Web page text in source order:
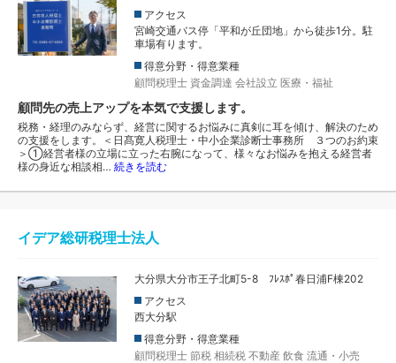
アクセス
宮崎交通バス停「平和が丘団地」から徒歩1分。駐
車場有ります。
得意分野・得意業種
顧問税理士 資金調達 会社設立 医療・福祉
顧問先の売上アップを本気で支援します。
税務・経理のみならず、経営に関するお悩みに真剣に耳を傾け、解決のため
の支援をします。＜日髙寛人税理士・中小企業診断士事務所 ３つのお約束
＞①経営者様の立場に立った右腕になって、様々なお悩みを抱える経営者
様の身近な相談相… 続きを読む
イデア総研税理士法人
大分県大分市王子北町5-8 ﾌﾚｽﾎﾟ春日浦F棟202
アクセス
西大分駅
得意分野・得意業種
顧問税理士 節税 相続税 不動産 飲食 流通・小売